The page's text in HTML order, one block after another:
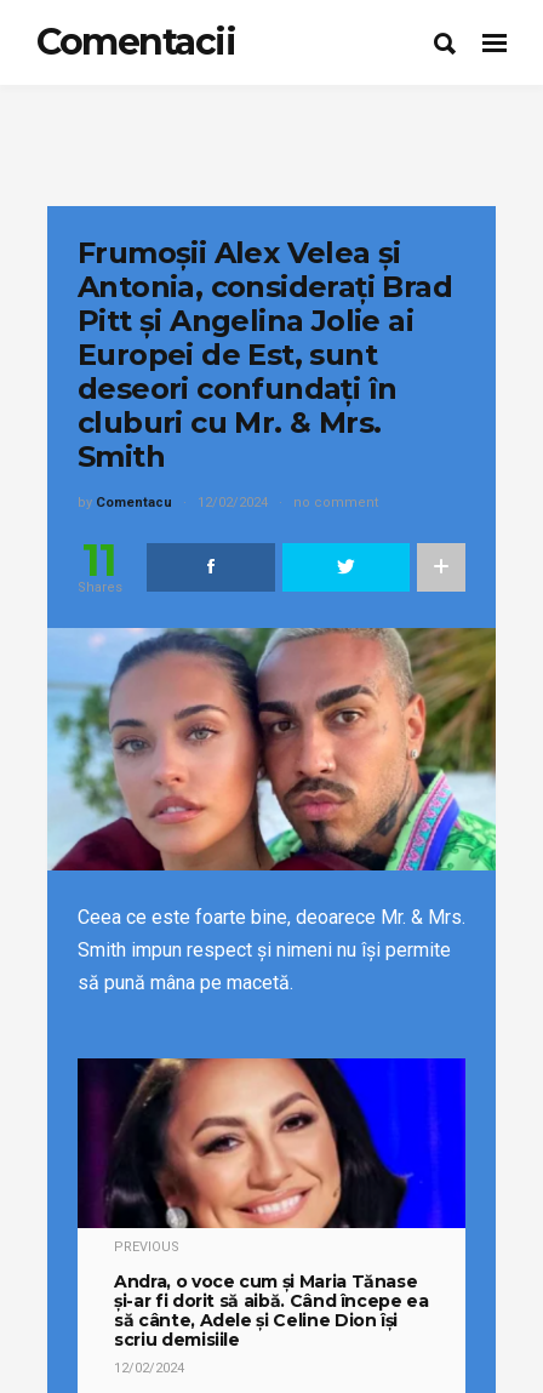
Comentacii
Frumoșii Alex Velea și
Antonia, considerați Brad
Pitt și Angelina Jolie ai
Europei de Est, sunt
deseori confundați în
cluburi cu Mr. & Mrs.
Smith
by Comentacu 12/02/2024 no comment
11
Shares
Ceea ce este foarte bine, deoarece Mr. & Mrs.
Smith impun respect și nimeni nu își permite
să pună mâna pe macetă.
PREVIOUS
Andra, o voce cum și Maria Tănase
și-ar fi dorit să aibă. Când începe ea
să cânte, Adele și Celine Dion își
scriu demisiile
12/02/2024